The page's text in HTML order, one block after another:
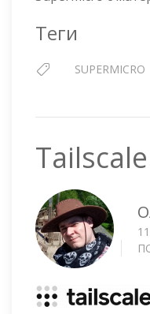
Теги
SUPERMICRO